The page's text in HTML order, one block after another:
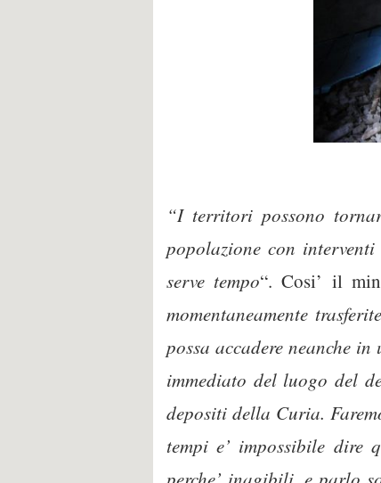
“I territori possono
popolazione con
serve tempo“. Cosi’ il
momentaneamente
possa accadere neanche
immediato del luogo del
depositi della Curia.
tempi e’ impossibile dire